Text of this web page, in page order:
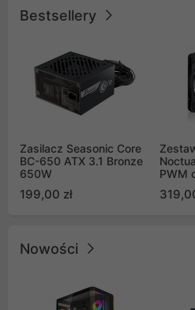
Bestsellery
Zasilacz Seasonic Core
BC-650 ATX 3.1 Bronze
650W
199,00 zł
PWM
Push
Nowości